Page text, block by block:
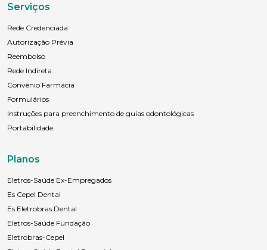
Serviços
Rede Credenciada
Autorização Prévia
Reembolso
Rede Indireta
Convênio Farmácia
Formulários
Instruções para preenchimento de guias odontológicas
Portabilidade
Planos
Eletros-Saúde Ex-Empregados
Es Cepel Dental
Es Eletrobras Dental
Eletros-Saúde Fundação
Eletrobras-Cepel